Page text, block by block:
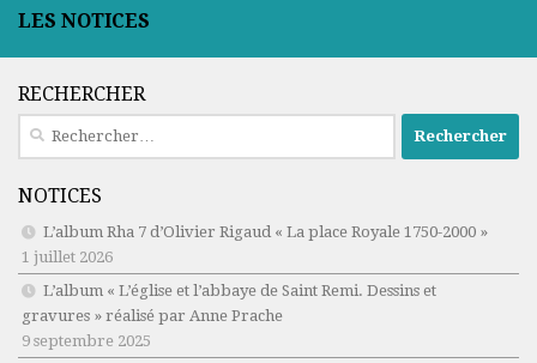
LES NOTICES
RECHERCHER
Rechercher :
NOTICES
L’album Rha 7 d’Olivier Rigaud « La place Royale 1750-2000 »
1 juillet 2026
L’album « L’église et l’abbaye de Saint Remi. Dessins et
gravures » réalisé par Anne Prache
9 septembre 2025